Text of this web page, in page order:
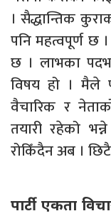
। सैद्धान्तिक
पनि महत्वपूर्ण छ
छ । लाभका
विषय हो । मैले
वैचारिक र
तयारी रहेको
रोकिँदैन अब ।
पार्टी एकता